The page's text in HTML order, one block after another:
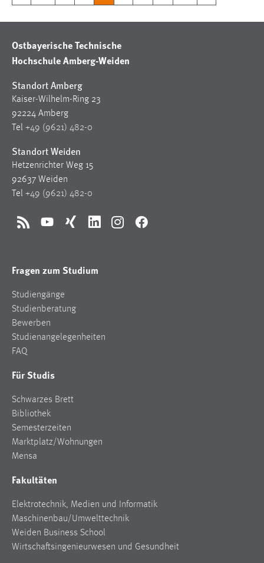
Ostbayerische Technische
Hochschule Amberg-Weiden
Standort Amberg
Kaiser-Wilhelm-Ring 23
92224 Amberg
Tel +49 (9621) 482-0
Standort Weiden
Hetzenrichter Weg 15
92637 Weiden
Tel +49 (9621) 482-0
RSS YouTubeXing LinkedInInstagramFacebook
Fragen zum Studium
Studiengänge
Studienberatung
Bewerben
Studienangelegenheiten
FAQ
Für Studis
Schwarzes Brett
Bibliothek
Semesterzeiten
Marktplatz/Wohnungen
Mensa
Fakultäten
Elektrotechnik, Medien und Informatik
Maschinenbau/Umwelttechnik
Weiden Business School
Wirtschaftsingenieurwesen und Gesundheit